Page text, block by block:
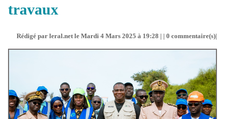
travaux
Rédigé par leral.net le Mardi 4 Mars 2025 à 19:28 | | 0 commentaire(s)|